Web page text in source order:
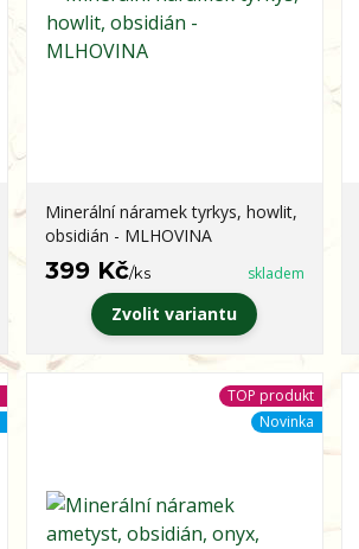
Minerální náramek tyrkys, howlit,
obsidián - MLHOVINA
399 Kč/ks skladem
Zvolit variantu
TOP produkt
Novinka